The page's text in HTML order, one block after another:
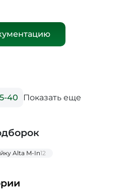
40 Показать еще
Alta M-In12